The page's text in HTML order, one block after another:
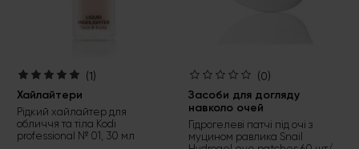
(1)
Хайлайтери
Рідкий хайлайтер для
обличчя та тіла Kodi
professional № 01, 30 мл
(0)
Засоби для догляду
навколо очей
Гідрогелеві патчі під очі з
муцином равлика Snail